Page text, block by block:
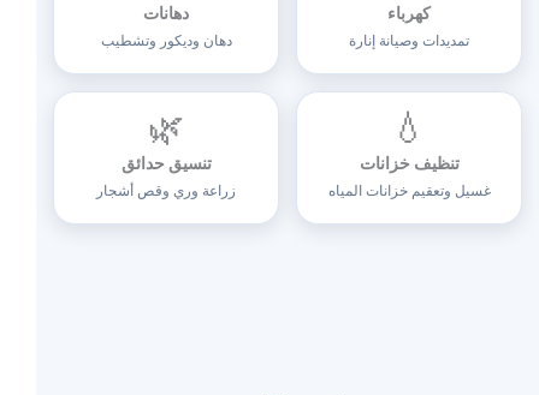
كهرباء
تمديدات وصيانة إنارة
دهانات
دهان وديكور وتشطيب
💧
تنظيف خزانات
غسيل وتعقيم خزانات المياه
🌿
تنسيق حدائق
زراعة وري وقص أشجار